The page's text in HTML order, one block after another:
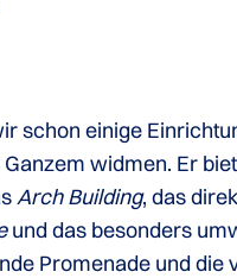
schon einige
widmen. Er
Arch Building, das
und das besonders
Promenade und die